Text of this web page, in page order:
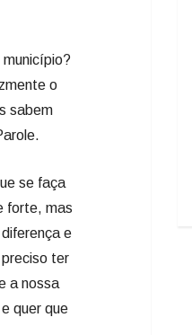
município?
o
sabem
se faça
forte, mas
e
ter
a nossa
quer que